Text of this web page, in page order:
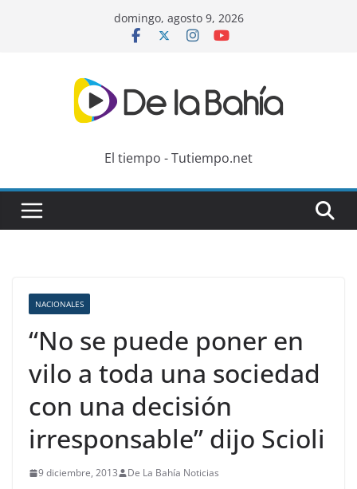
domingo, agosto 9, 2026
El tiempo - Tutiempo.net
NACIONALES
“No se puede poner en
vilo a toda una sociedad
con una decisión
irresponsable” dijo Scioli
9 diciembre, 2013 De La Bahía Noticias